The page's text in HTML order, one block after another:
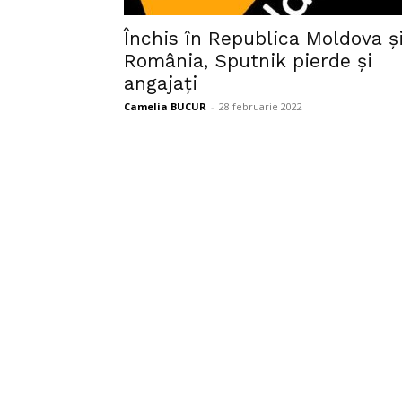
Închis în Republica Moldova și
România, Sputnik pierde și
angajați
Camelia BUCUR - 28 februarie 2022